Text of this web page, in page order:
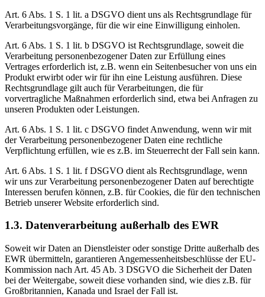
Art. 6 Abs. 1 S. 1 lit. a DSGVO dient uns als Rechtsgrundlage für
Verarbeitungsvorgänge, für die wir eine Einwilligung einholen.
Art. 6 Abs. 1 S. 1 lit. b DSGVO ist Rechtsgrundlage, soweit die
Verarbeitung personenbezogener Daten zur Erfüllung eines
Vertrages erforderlich ist, z.B. wenn ein Seitenbesucher von uns ein
Produkt erwirbt oder wir für ihn eine Leistung ausführen. Diese
Rechtsgrundlage gilt auch für Verarbeitungen, die für
vorvertragliche Maßnahmen erforderlich sind, etwa bei Anfragen zu
unseren Produkten oder Leistungen.
Art. 6 Abs. 1 S. 1 lit. c DSGVO findet Anwendung, wenn wir mit
der Verarbeitung personenbezogener Daten eine rechtliche
Verpflichtung erfüllen, wie es z.B. im Steuerrecht der Fall sein kann.
Art. 6 Abs. 1 S. 1 lit. f DSGVO dient als Rechtsgrundlage, wenn
wir uns zur Verarbeitung personenbezogener Daten auf berechtigte
Interessen berufen können, z.B. für Cookies, die für den technischen
Betrieb unserer Website erforderlich sind.
1.3. Datenverarbeitung außerhalb des EWR
Soweit wir Daten an Dienstleister oder sonstige Dritte außerhalb des
EWR übermitteln, garantieren Angemessenheitsbeschlüsse der EU-
Kommission nach Art. 45 Ab. 3 DSGVO die Sicherheit der Daten
bei der Weitergabe, soweit diese vorhanden sind, wie dies z.B. für
Großbritannien, Kanada und Israel der Fall ist.